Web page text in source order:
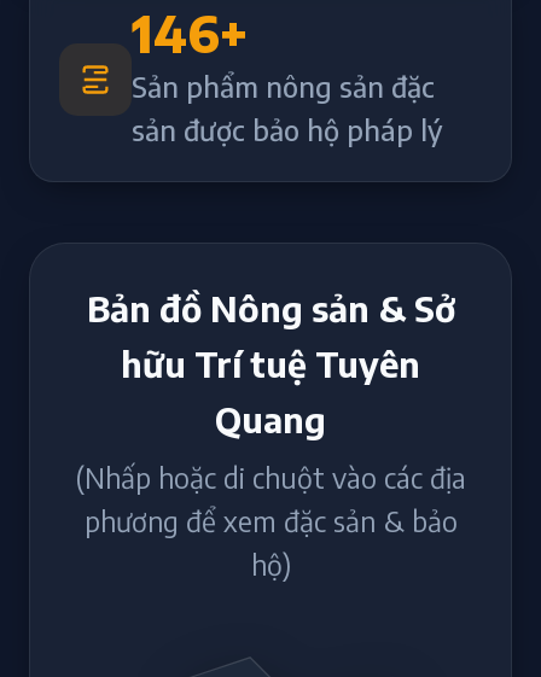
146+
Sản phẩm nông sản đặc
sản được bảo hộ pháp lý
Bản đồ Nông sản & Sở
hữu Trí tuệ Tuyên
Quang
(Nhấp hoặc di chuột vào các địa
phương để xem đặc sản & bảo
hộ)